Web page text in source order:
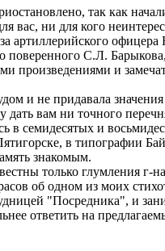
так как
вас, ни для кого
офицера
поверенного С.Л.
произведениями и
и не придавала
дать вам ни точного
в семидесятых и
в типографии
знакомым.
только глумления г-
об одном из моих
"Посредника", и
ответить на